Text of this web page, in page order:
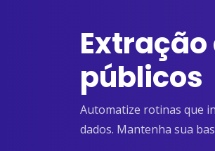
públicos
Automatize rotinas que
dados. Mantenha sua